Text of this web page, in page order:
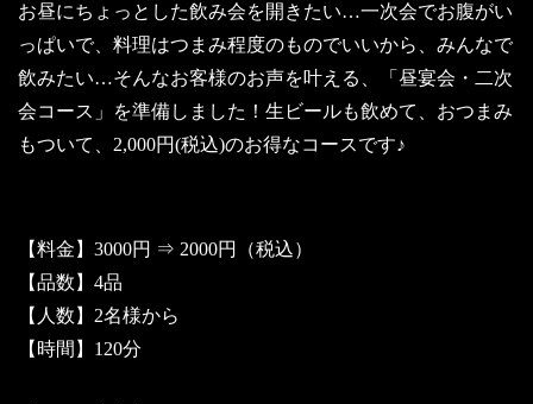
お昼にちょっとした飲み会を開きたい…一次会でお腹がい
っぱいで、料理はつまみ程度のものでいいから、みんなで
飲みたい…そんなお客様のお声を叶える、「昼宴会・二次
会コース」を準備しました！生ビールも飲めて、おつまみ
もついて、2,000円(税込)のお得なコースです♪
【料金】3000円 ⇒ 2000円（税込）
【品数】4品
【人数】2名様から
【時間】120分